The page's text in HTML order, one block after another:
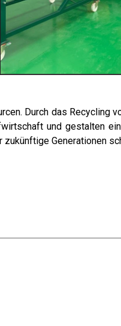
Durch das Recycling
und gestalten
Generationen